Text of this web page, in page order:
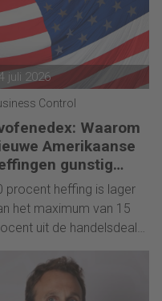
juli 2026
Control
Waarom
Amerikaanse
gunstig
procent heffing is lager
het maximum van 15
uit de handelsdeal